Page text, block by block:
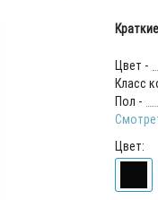
Цвет -
Класс
Пол -
Цвет: